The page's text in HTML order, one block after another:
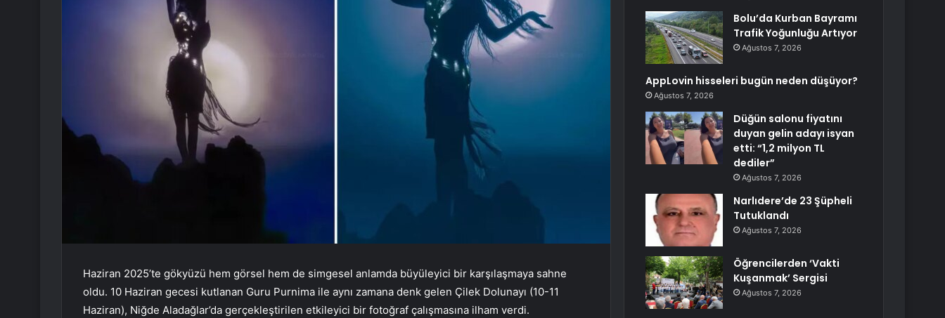
Haziran 2025’te gökyüzü hem görsel hem de simgesel anlamda büyüleyici bir karşılaşmaya sahne
oldu. 10 Haziran gecesi kutlanan Guru Purnima ile aynı zamana denk gelen Çilek Dolunayı (10-11
Haziran), Niğde Aladağlar’da gerçekleştirilen etkileyici bir fotoğraf çalışmasına ilham verdi.
Bolu’da Kurban Bayramı
Trafik Yoğunluğu Artıyor
Ağustos 7, 2026
AppLovin hisseleri bugün neden düşüyor?
Ağustos 7, 2026
Düğün salonu fiyatını
duyan gelin adayı isyan
etti: “1,2 milyon TL
dediler”
Ağustos 7, 2026
Narlıdere’de 23 Şüpheli
Tutuklandı
Ağustos 7, 2026
Öğrencilerden ‘Vakti
Kuşanmak’ Sergisi
Ağustos 7, 2026